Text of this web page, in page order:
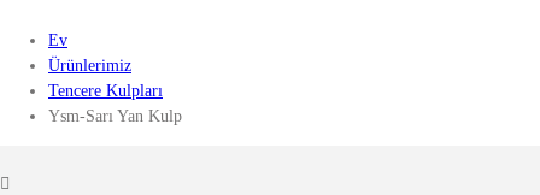
Ev
Ürünlerimiz
Tencere Kulpları
Ysm-Sarı Yan Kulp